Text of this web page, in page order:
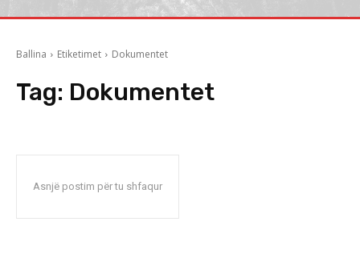
Ballina Etiketimet Dokumentet
Tag: Dokumentet
Asnjë postim për tu shfaqur